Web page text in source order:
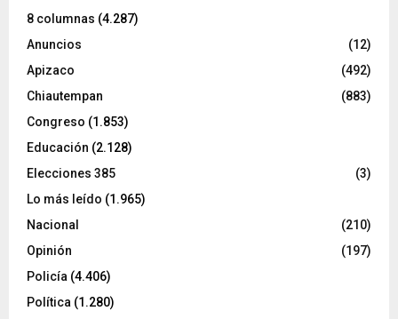
8 columnas (4.287)
Anuncios
(12)
Apizaco
(492)
Chiautempan
(883)
Congreso (1.853)
Educación (2.128)
Elecciones 385
(3)
Lo más leído (1.965)
Nacional
(210)
Opinión
(197)
Policía (4.406)
Política (1.280)